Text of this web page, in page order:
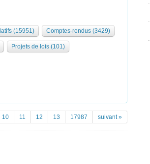
(15951) Comptes-rendus (3429)
Projets de lois (101)
10 11 12 13 17987 suivant »